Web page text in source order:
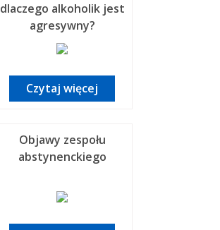
dlaczego alkoholik jest
agresywny?
Czytaj więcej
Objawy zespołu
abstynenckiego